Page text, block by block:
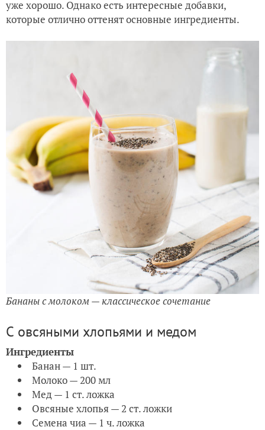
уже хорошо. Однако есть интересные добавки,
которые отлично оттенят основные ингредиенты.
Бананы с молоком — классическое сочетание
С овсяными хлопьями и медом
Ингредиенты
Банан — 1 шт.
Молоко — 200 мл
Мед — 1 ст. ложка
Овсяные хлопья — 2 ст. ложки
Семена чиа — 1 ч. ложка